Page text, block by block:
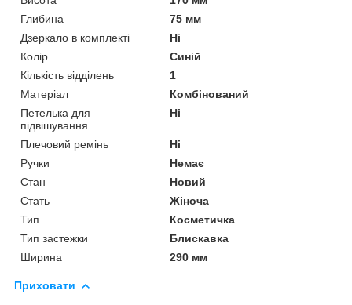
Глибина
75 мм
Дзеркало в комплекті
Ні
Колір
Синій
Кількість відділень
1
Матеріал
Комбінований
Петелька для
підвішування
Ні
Плечовий ремінь
Ні
Ручки
Немає
Стан
Новий
Стать
Жіноча
Тип
Косметичка
Тип застежки
Блискавка
Ширина
290 мм
Приховати